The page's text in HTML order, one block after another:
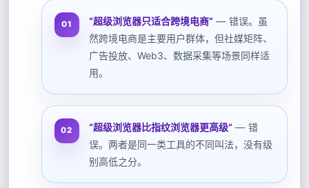
“超级浏览器只适合跨境电商”— 错误。虽
然跨境电商是主要用户群体，但社媒矩阵、
广告投放、Web3、数据采集等场景同样适
用。
“超级浏览器比指纹浏览器更高级”— 错
误。两者是同一类工具的不同叫法，没有级
别高低之分。